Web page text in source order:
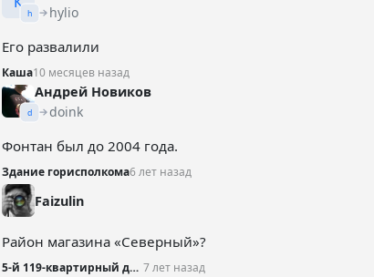
h
hylio
Его развалили
Каша10 месяцев назад
d
Андрей Новиков
doink
Фонтан был до 2004 года.
Здание горисполкома6 лет назад
Faizulin
Район магазина «Северный»?
5-й 119-квартирный дом, 1969 год 7 лет назад